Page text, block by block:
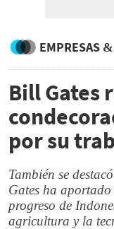
EMPRESAS
Bill Gates
por su
También se
Gates ha
progreso de
agricultura y la